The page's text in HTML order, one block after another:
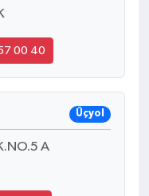
00 40
Üçyol
A